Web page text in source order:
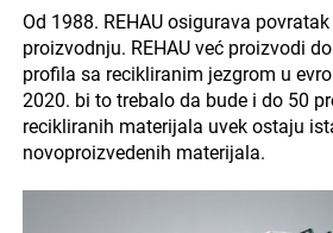
Od 1988. REHAU osigurava
proizvodnju. REHAU već proizvodi
profila sa recikliranim jezgrom u
2020. bi to trebalo da bude i do 50
recikliranih materijala uvek ostaju
novoproizvedenih materijala.